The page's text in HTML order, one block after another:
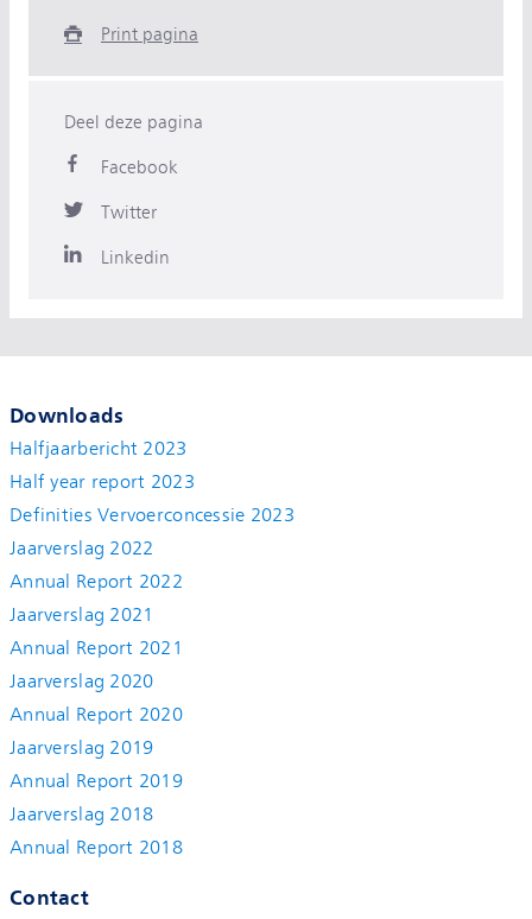
Print pagina
Deel deze pagina
Facebook
Twitter
Linkedin
Downloads
Halfjaarbericht 2023
Half year report 2023
Definities Vervoerconcessie 2023
Jaarverslag 2022
Annual Report 2022
Jaarverslag 2021
Annual Report 2021
Jaarverslag 2020
Annual Report 2020
Jaarverslag 2019
Annual Report 2019
Jaarverslag 2018
Annual Report 2018
Contact